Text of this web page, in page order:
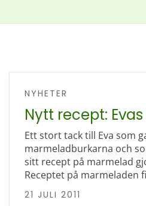
NYHETER
Nytt recept:
Ett stort tack till Eva som
marmeladburkarna och
sitt recept på marmelad
Receptet på marmeladen
21 JULI 2011